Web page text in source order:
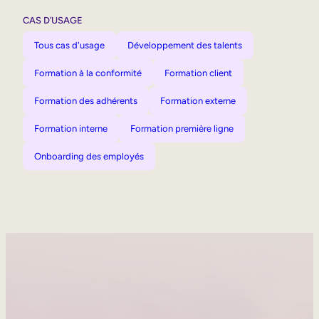
CAS D’USAGE
Tous cas d'usage Développement des talents
Formation à la conformité Formation client
Formation des adhérents Formation externe
Formation interne Formation première ligne
Onboarding des employés